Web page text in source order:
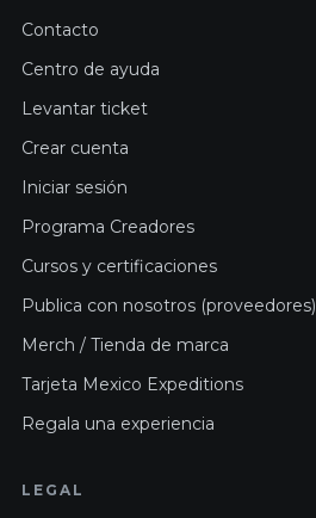
Contacto
Centro de ayuda
Levantar ticket
Crear cuenta
Iniciar sesión
Programa Creadores
Cursos y certificaciones
Publica con nosotros (proveedores)
Merch / Tienda de marca
Tarjeta Mexico Expeditions
Regala una experiencia
LEGAL